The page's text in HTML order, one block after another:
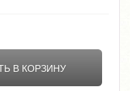
В КОРЗИНУ